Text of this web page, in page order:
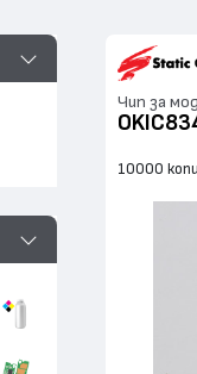
Чип за
10000